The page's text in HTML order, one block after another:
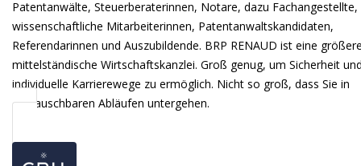
Patentanwälte, Steuerberaterinnen, Notare, dazu Fachangestellte,
wissenschaftliche Mitarbeiterinnen, Patentanwaltskandidaten,
Referendarinnen und Auszubildende. BRP RENAUD ist eine
mittelständische Wirtschaftskanzlei. Groß genug, um Sicherheit
individuelle Karrierewege zu ermöglich. Nicht so groß, dass Sie in
austauschbaren Abläufen untergehen.